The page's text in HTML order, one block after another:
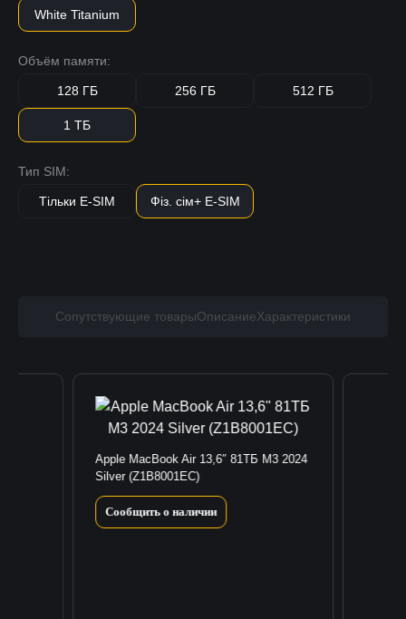
White Titanium
Объём памяти:
128 ГБ 256 ГБ 512 ГБ
1 ТБ
Тип SIM:
Тільки E-SIM Фіз. сім+ E-SIM
Сопутствующие товарыОписаниеХарактеристики
Apple MacBook Air 13,6″ 81TБ M3 2024
Silver (Z1B8001EC)
Сообщить о наличии